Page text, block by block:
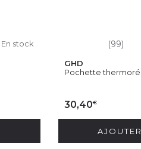
En stock
(99)
GHD
Pochette
30,40€